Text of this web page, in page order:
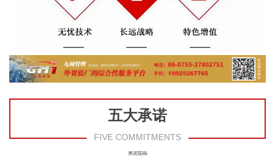
五大承诺
FIVE COMMITMENTS